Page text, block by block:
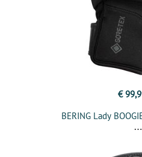
€
BERING Lady